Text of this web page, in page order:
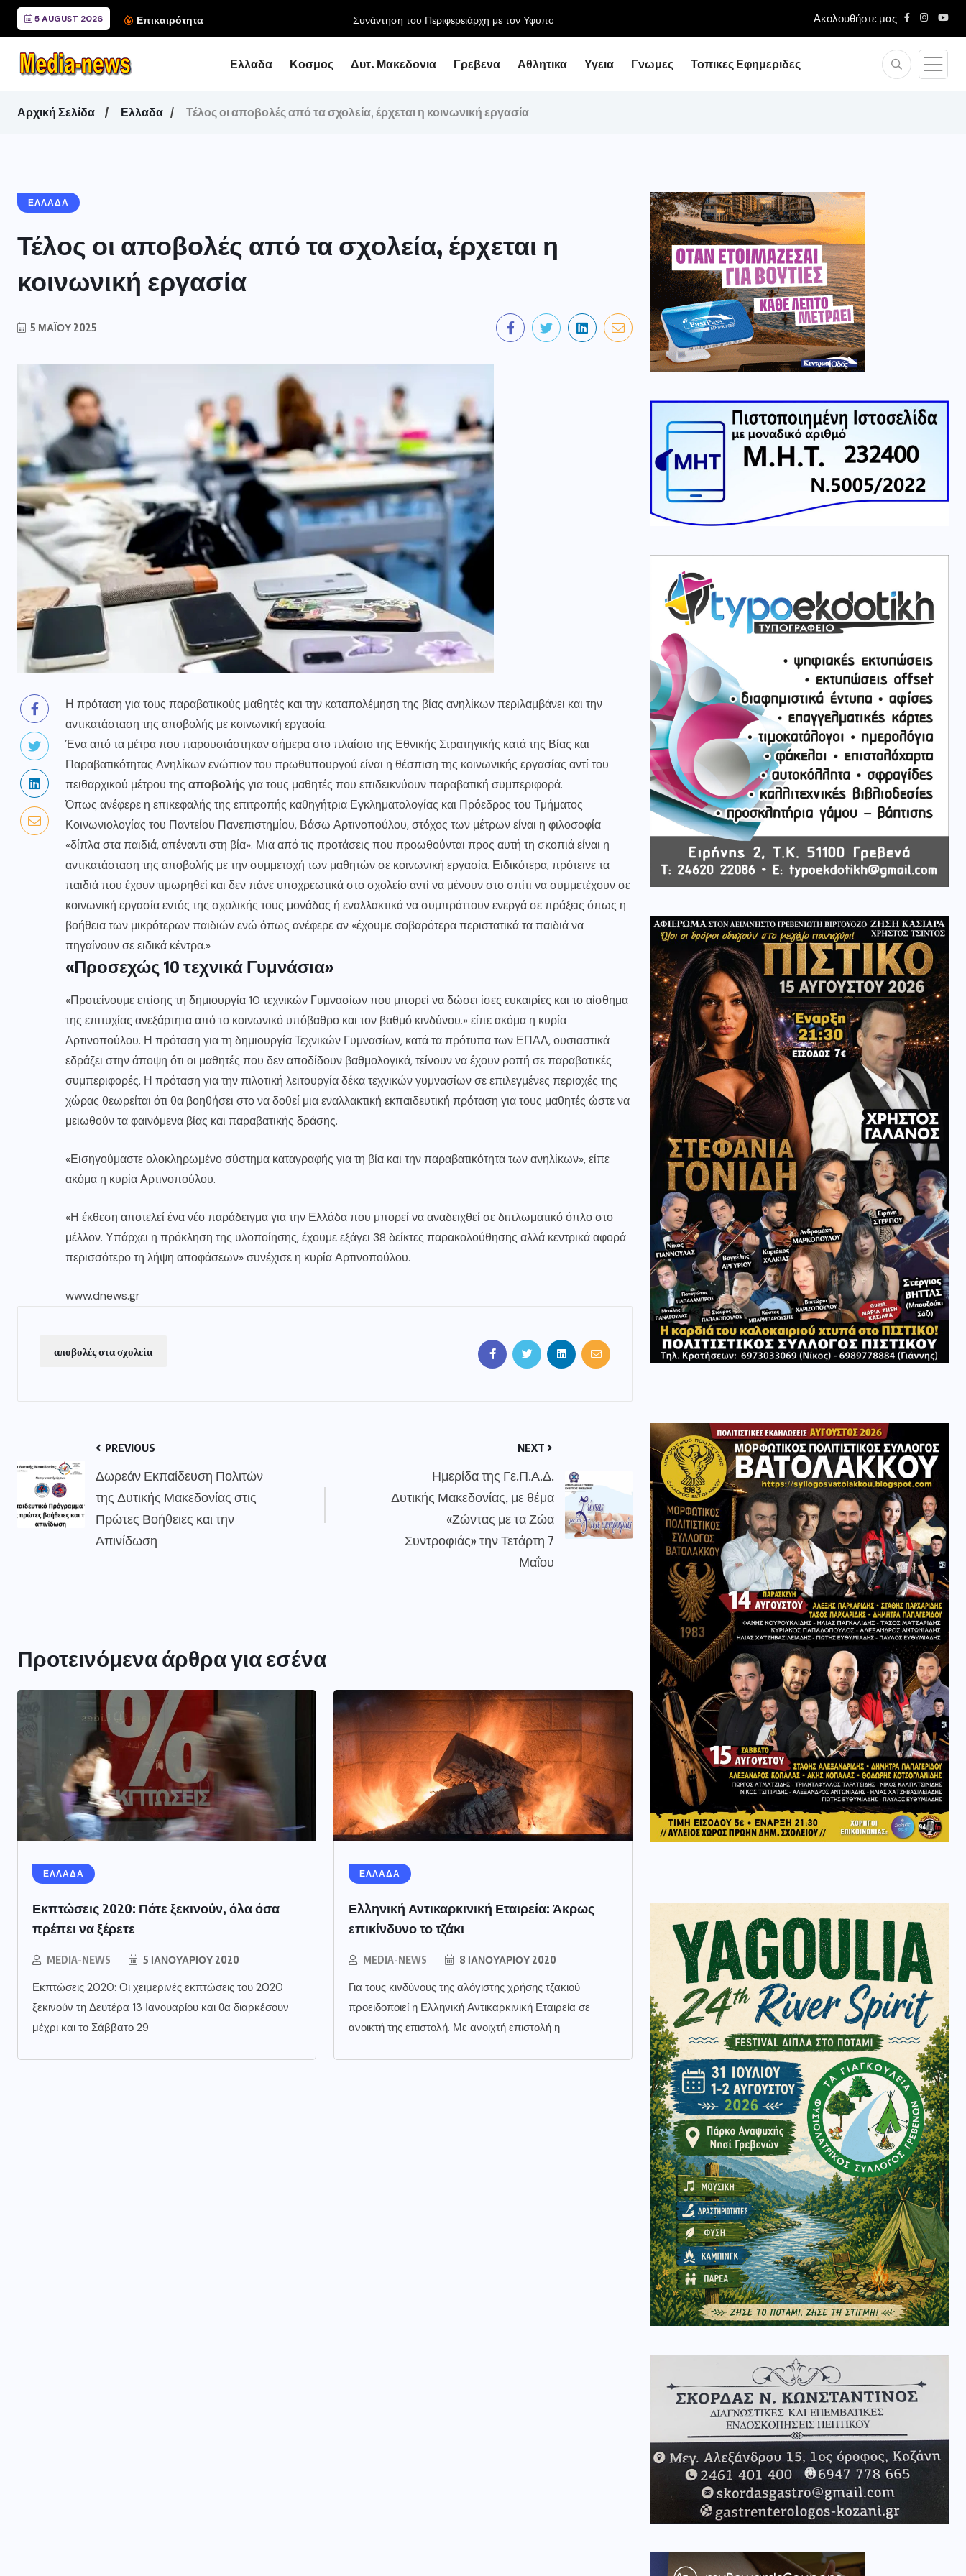
5 AUGUST 2026 Επικαιρότητα Συνάντηση του Περιφερειάρχη με τον Υφυπουργό Εθνικής Οικονομίας... Ακολουθήστε μας
Ελλαδα Κοσμος Δυτ. Μακεδονια Γρεβενα Αθλητικα Υγεια Γνωμες Τοπικες Εφημεριδες
Αρχική Σελίδα Ελλαδα Τέλος οι αποβολές από τα σχολεία, έρχεται η κοινωνική εργασία
ΕΛΛΑΔΑ
Τέλος οι αποβολές από τα σχολεία, έρχεται η
κοινωνική εργασία
5 ΜΑΪ́ΟΥ 2025
Η πρόταση για τους παραβατικούς μαθητές και την καταπολέμηση της βίας ανηλίκων περιλαμβάνει και την
αντικατάσταση της αποβολής με κοινωνική εργασία.
Ένα από τα μέτρα που παρουσιάστηκαν σήμερα στο πλαίσιο της Εθνικής Στρατηγικής κατά της Βίας και
Παραβατικότητας Ανηλίκων ενώπιον του πρωθυπουργού είναι η θέσπιση της κοινωνικής εργασίας αντί του
πειθαρχικού μέτρου της αποβολήςγια τους μαθητές που επιδεικνύουν παραβατική συμπεριφορά.
Όπως ανέφερε η επικεφαλής της επιτροπής καθηγήτρια Εγκληματολογίας και Πρόεδρος του Τμήματος
Κοινωνιολογίας του Παντείου Πανεπιστημίου, Βάσω Αρτινοπούλου, στόχος των μέτρων είναι η φιλοσοφία
«δίπλα στα παιδιά, απέναντι στη βία». Μια από τις προτάσεις που προωθούνται προς αυτή τη σκοπιά είναι η
αντικατάσταση της αποβολής με την συμμετοχή των μαθητών σε κοινωνική εργασία. Ειδικότερα, πρότεινε τα
παιδιά που έχουν τιμωρηθεί και δεν πάνε υποχρεωτικά στο σχολείο αντί να μένουν στο σπίτι να συμμετέχουν σε
κοινωνική εργασία εντός της σχολικής τους μονάδας ή εναλλακτικά να συμπράττουν ενεργά σε πράξεις όπως η
βοήθεια των μικρότερων παιδιών ενώ όπως ανέφερε αν «έχουμε σοβαρότερα περιστατικά τα παιδιά να
πηγαίνουν σε ειδικά κέντρα.»
«Προσεχώς 10 τεχνικά Γυμνάσια»
«Προτείνουμε επίσης τη δημιουργία 10 τεχνικών Γυμνασίων που μπορεί να δώσει ίσες ευκαιρίες και το αίσθημα
της επιτυχίας ανεξάρτητα από το κοινωνικό υπόβαθρο και τον βαθμό κινδύνου.» είπε ακόμα η κυρία
Αρτινοπούλου. Η πρόταση για τη δημιουργία Τεχνικών Γυμνασίων, κατά τα πρότυπα των ΕΠΑΛ, ουσιαστικά
εδράζει στην άποψη ότι οι μαθητές που δεν αποδίδουν βαθμολογικά, τείνουν να έχουν ροπή σε παραβατικές
συμπεριφορές. Η πρόταση για την πιλοτική λειτουργία δέκα τεχνικών γυμνασίων σε επιλεγμένες περιοχές της
χώρας θεωρείται ότι θα βοηθήσει στο να δοθεί μια εναλλακτική εκπαιδευτική πρόταση για τους μαθητές ώστε να
μειωθούν τα φαινόμενα βίας και παραβατικής δράσης.
«Εισηγούμαστε ολοκληρωμένο σύστημα καταγραφής για τη βία και την παραβατικότητα των ανηλίκων», είπε
ακόμα η κυρία Αρτινοπούλου.
«Η έκθεση αποτελεί ένα νέο παράδειγμα για την Ελλάδα που μπορεί να αναδειχθεί σε διπλωματικό όπλο στο
μέλλον. Υπάρχει η πρόκληση της υλοποίησης, έχουμε εξάγει 38 δείκτες παρακολούθησης αλλά κεντρικά αφορά
περισσότερο τη λήψη αποφάσεων» συνέχισε η κυρία Αρτινοπούλου.
www.dnews.gr
αποβολές στα σχολεία
PREVIOUS
Δωρεάν Εκπαίδευση Πολιτών
της Δυτικής Μακεδονίας στις
Πρώτες Βοήθειες και την
Απινίδωση
NEXT
Ημερίδα της Γε.Π.Α.Δ.
Δυτικής Μακεδονίας, με θέμα
«Ζώντας με τα Ζώα
Συντροφιάς» την Τετάρτη 7
Μαΐου
Προτεινόμενα άρθρα για εσένα
ΕΛΛΑΔΑ
Εκπτώσεις 2020: Πότε ξεκινούν, όλα όσα
πρέπει να ξέρετε
MEDIA-NEWS 5 ΙΑΝΟΥΑΡΊΟΥ 2020
Εκπτώσεις 2020: Οι χειμερινές εκπτώσεις του 2020
ξεκινούν τη Δευτέρα 13 Ιανουαρίου και θα διαρκέσουν
μέχρι και το Σάββατο 29
ΕΛΛΑΔΑ
Ελληνική Αντικαρκινική Εταιρεία: Άκρως
επικίνδυνο το τζάκι
MEDIA-NEWS 8 ΙΑΝΟΥΑΡΊΟΥ 2020
Για τους κινδύνους της αλόγιστης χρήσης τζακιού
προειδοποιεί η Ελληνική Αντικαρκινική Εταιρεία σε
ανοικτή της επιστολή. Με ανοιχτή επιστολή η